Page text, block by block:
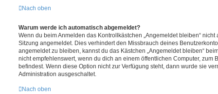
Nach oben
Warum werde ich automatisch abgemeldet?
Wenn du beim Anmelden das Kontrollkästchen „Angemeldet bleiben“
Sitzung angemeldet. Dies verhindert den Missbrauch deines
angemeldet zu bleiben, kannst du das Kästchen „Angemeldet bleiben“
nicht empfehlenswert, wenn du dich an einem öffentlichen Computer, zum
befindest. Wenn diese Option nicht zur Verfügung steht, dann wurde sie
Administration ausgeschaltet.
Nach oben